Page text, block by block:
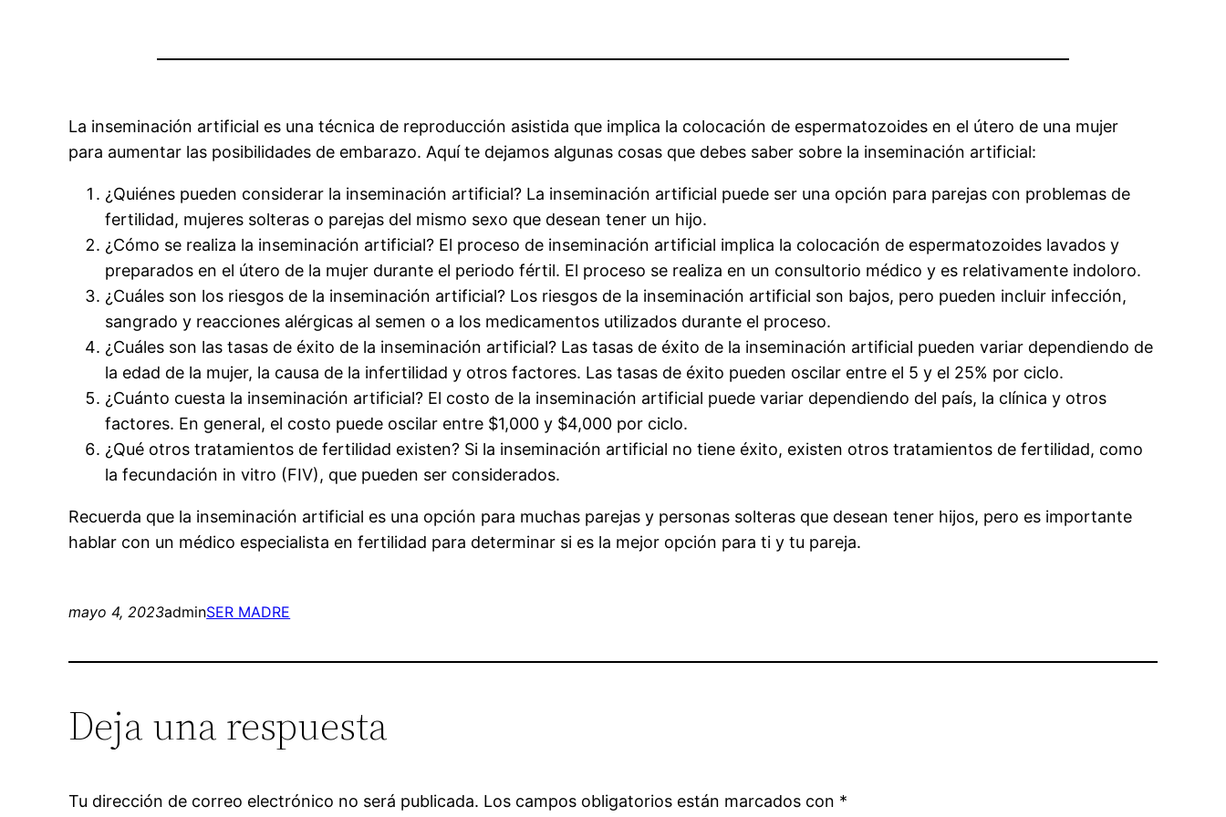
La inseminación artificial es una técnica de reproducción asistida que implica la colocación de espermatozoides en el útero de una mujer
para aumentar las posibilidades de embarazo. Aquí te dejamos algunas cosas que debes saber sobre la inseminación artificial:
¿Quiénes pueden considerar la inseminación artificial? La inseminación artificial puede ser una opción para parejas con problemas de
fertilidad, mujeres solteras o parejas del mismo sexo que desean tener un hijo.
¿Cómo se realiza la inseminación artificial? El proceso de inseminación artificial implica la colocación de espermatozoides lavados y
preparados en el útero de la mujer durante el periodo fértil. El proceso se realiza en un consultorio médico y es relativamente indoloro.
¿Cuáles son los riesgos de la inseminación artificial? Los riesgos de la inseminación artificial son bajos, pero pueden incluir infección,
sangrado y reacciones alérgicas al semen o a los medicamentos utilizados durante el proceso.
¿Cuáles son las tasas de éxito de la inseminación artificial? Las tasas de éxito de la inseminación artificial pueden variar dependiendo de
la edad de la mujer, la causa de la infertilidad y otros factores. Las tasas de éxito pueden oscilar entre el 5 y el 25% por ciclo.
¿Cuánto cuesta la inseminación artificial? El costo de la inseminación artificial puede variar dependiendo del país, la clínica y otros
factores. En general, el costo puede oscilar entre $1,000 y $4,000 por ciclo.
¿Qué otros tratamientos de fertilidad existen? Si la inseminación artificial no tiene éxito, existen otros tratamientos de fertilidad, como
la fecundación in vitro (FIV), que pueden ser considerados.
Recuerda que la inseminación artificial es una opción para muchas parejas y personas solteras que desean tener hijos, pero es importante
hablar con un médico especialista en fertilidad para determinar si es la mejor opción para ti y tu pareja.
mayo 4, 2023adminSER MADRE
Deja una respuesta
Tu dirección de correo electrónico no será publicada. Los campos obligatorios están marcados con *